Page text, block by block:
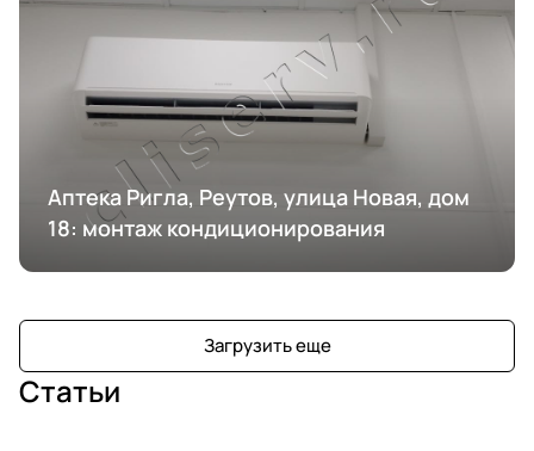
Аптека Ригла, Реутов, улица Новая, дом
18: монтаж кондиционирования
Загрузить еще
Статьи